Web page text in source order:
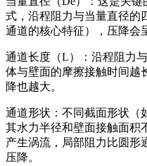
式，沿程阻力与当量直径的
通道的核心特征），压降会
通道长度（L）：沿程阻力
体与壁面的摩擦接触时间越
降也越大。
通道形状：不同截面形状（
其水力半径和壁面接触面积
产生涡流，局部阻力比圆形
压降。